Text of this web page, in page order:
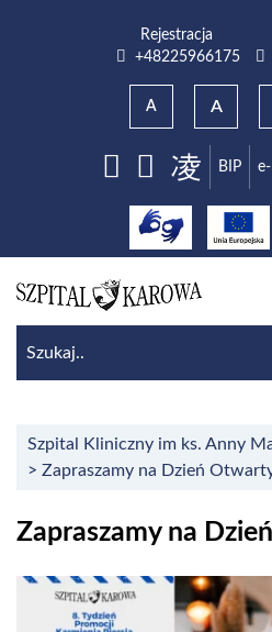
Rejestracja
Numer telefonu do
+48225966175
A A
Facebook
Youtube BIP
Szpital Kliniczny im ks. Anny
> Zapraszamy na Dzień
Zapraszamy na